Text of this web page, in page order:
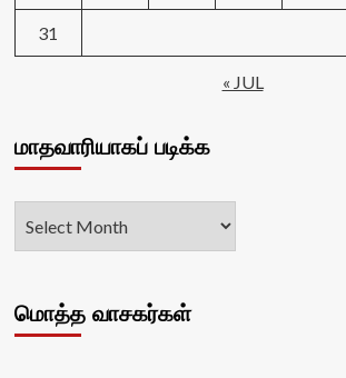
31
« JUL
மாதவாரியாகப் படிக்க
மொத்த வாசகர்கள்